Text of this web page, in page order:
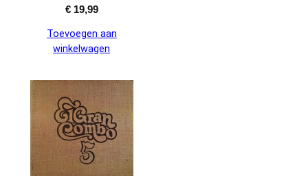
€19,99
Toevoegen aan
winkelwagen